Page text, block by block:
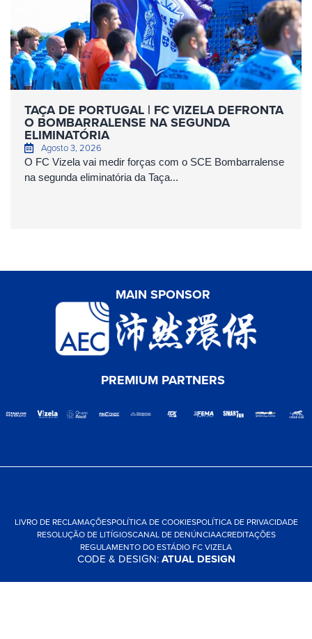
TAÇA DE PORTUGAL | FC VIZELA DEFRONTA
O BOMBARRALENSE NA SEGUNDA
ELIMINATÓRIA
Agosto 3, 2026
O FC Vizela vai medir forças com o SCE Bombarralense
na segunda eliminatória da Taça...
MAIN SPONSOR
PREMIUM PARTNERS
LIVRO DE RECLAMAÇÕESPOLÍTICA DE COOKIESPOLÍTICA DE PRIVACIDADE
RESOLUÇÃO DE LITÍGIOSCANAL DE DENÚNCIAACREDITAÇÕES
REGULAMENTO DO ESTÁDIO FC VIZELA
CODE & DESIGN:ATUAL DESIGN